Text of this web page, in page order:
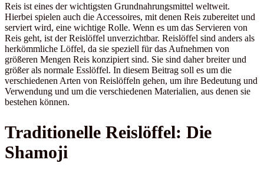
Reis ist eines der wichtigsten Grundnahrungsmittel weltweit.
Hierbei spielen auch die Accessoires, mit denen Reis zubereitet und
serviert wird, eine wichtige Rolle. Wenn es um das Servieren von
Reis geht, ist der Reislöffel unverzichtbar. Reislöffel sind anders als
herkömmliche Löffel, da sie speziell für das Aufnehmen von
größeren Mengen Reis konzipiert sind. Sie sind daher breiter und
größer als normale Esslöffel. In diesem Beitrag soll es um die
verschiedenen Arten von Reislöffeln gehen, um ihre Bedeutung und
Verwendung und um die verschiedenen Materialien, aus denen sie
bestehen können.
Traditionelle Reislöffel: Die
Shamoji